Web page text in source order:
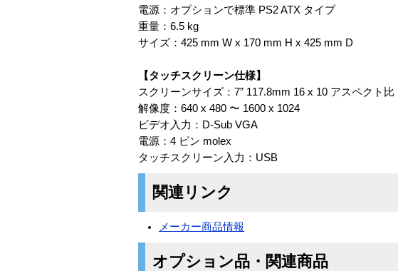
電源：オプションで標準 PS2 ATX タイプ
重量：6.5 kg
サイズ：425 mm W x 170 mm H x 425 mm D
【タッチスクリーン仕様】
スクリーンサイズ：7” 117.8mm 16 x 10 アスペクト比
解像度：640 x 480 〜 1600 x 1024
ビデオ入力：D-Sub VGA
電源：4 ピン molex
タッチスクリーン入力：USB
関連リンク
メーカー商品情報
オプション品・関連商品